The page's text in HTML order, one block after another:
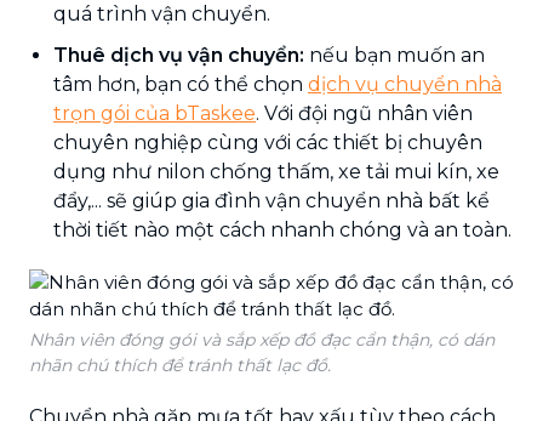
quá trình vận chuyển.
Thuê dịch vụ vận chuyển: nếu bạn muốn an
tâm hơn, bạn có thể chọn dịch vụ chuyển nhà
trọn gói của bTaskee. Với đội ngũ nhân viên
chuyên nghiệp cùng với các thiết bị chuyên
dụng như nilon chống thấm, xe tải mui kín, xe
đẩy,... sẽ giúp gia đình vận chuyển nhà bất kể
thời tiết nào một cách nhanh chóng và an toàn.
Nhân viên đóng gói và sắp xếp đồ đạc cẩn thận, có dán
nhãn chú thích để tránh thất lạc đồ.
Chuyển nhà gặp mưa tốt hay xấu tùy theo cách